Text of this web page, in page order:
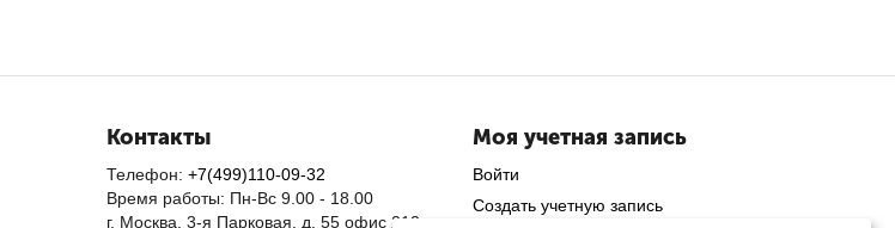
Контакты
Телефон: +7(499)110-09-32
Время работы: Пн-Вс 9.00 - 18.00
г. Москва, 3-я Парковая, д. 55 офис 212
Моя учетная запись
Войти
Создать учетную запись